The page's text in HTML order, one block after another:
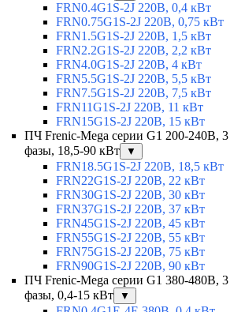
FRN0.4G1S-2J 220В, 0,4 кВт
FRN0.75G1S-2J 220В, 0,75 кВт
FRN1.5G1S-2J 220В, 1,5 кВт
FRN2.2G1S-2J 220В, 2,2 кВт
FRN4.0G1S-2J 220В, 4 кВт
FRN5.5G1S-2J 220В, 5,5 кВт
FRN7.5G1S-2J 220В, 7,5 кВт
FRN11G1S-2J 220В, 11 кВт
FRN15G1S-2J 220В, 15 кВт
ПЧ Frenic-Mega серии G1 200-240В, 3
фазы, 18,5-90 кВт
▼
FRN18.5G1S-2J 220В, 18,5 кВт
FRN22G1S-2J 220В, 22 кВт
FRN30G1S-2J 220В, 30 кВт
FRN37G1S-2J 220В, 37 кВт
FRN45G1S-2J 220В, 45 кВт
FRN55G1S-2J 220В, 55 кВт
FRN75G1S-2J 220В, 75 кВт
FRN90G1S-2J 220В, 90 кВт
ПЧ Frenic-Mega серии G1 380-480В, 3
фазы, 0,4-15 кВт
▼